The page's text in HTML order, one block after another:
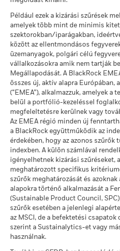
jövőben egészen máshogy
hogy felmérje, hogyan kezelték
A részvényosztály teljesítményét
alapján számítják ki, adott
újrabefektetésével. A
devizaárfolyam-ingadozások
csökkenhet, ha a múltbeli
pénznemben fektet be.Forrás:
Kedvező
A stresszforgatókönyv
körülmények esetén mekkora
ekkor: 2026. jún. 30.
MSCI - Szurokföldek
ekkor: 2026. jún. 30.
Üzleti részvételi lefedettség
ekkor: 2026. jún. 30.
Nem lefedett Alap
százalékos aránya
ekkor: 2026. jún. 30.
A fenti, termikus szénre és
üzleti részvételi kitettségi
kapcsolatban kerülnek
MSCI ESG-kutatás
mint 5%-át termikus szénből
vállalatokra vonatkozóan,
küszöbértéket figyelembe véve)
szénből, illetve olajhomokból, az
következő kitettségi szinteket
0,00%, olajhomok 0,00%.
Például ezek a kizárási szűrések
amelyek több mint de minimis
szektorokban/iparágakban,
között az ellentmondásos
üzemanyagok, polgári célú
vállalkozásokra amik nem tartják
Megállapodását. A BlackRock
összes új, aktív alapra Európában,
(“EMEA”), alkalmazzuk, amelyek
belül a portfólió-kezeléssel
megfeleltetésre kerülnek vagy
Az EMEA régió minden új
a BlackRock együttműködik az
érdekében, hogy az azonos szűrők
indexben. A külön számlával
igényelhetnek kizárási szűréseket,
meghatározott specifikus
szűrők meghatározását és
alapokra történő alkalmazását a
(Sustainable Product Council,
szűrők esetében a jelenlegi
az MSCI, de a befektetési
szerint a Sustainalytics-et vagy
használnak.